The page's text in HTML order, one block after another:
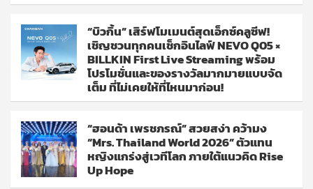
“บิวกิ้น” เสิร์ฟโมเมนต์สุดเอ็กซ์คลูซีฟ!
เชิญชวนทุกคนเช็กอินไลฟ์ NEVO Q05 ×
BILLKIN First Live Streaming พร้อม
โปรโมชั่นและของรางวัลมากมายแบบจัด
เต็ม ที่ไม่เคยให้ที่ไหนมาก่อน!
“ฮอนด้า เพรชภรณ์” สวยสง่า คว้ามง
“Mrs. Thailand World 2026” ตัวแทน
หญิงแกร่งสู่เวทีโลก ภายใต้แนวคิด Rise
Up Hope